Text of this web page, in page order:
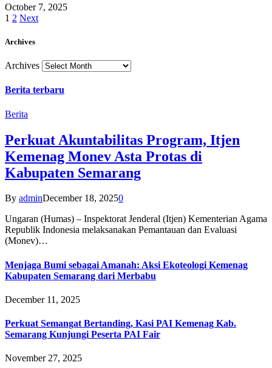
October 7, 2025
1 2 Next
Archives
Archives
Berita terbaru
Berita
Perkuat Akuntabilitas Program, Itjen
Kemenag Monev Asta Protas di
Kabupaten Semarang
By adminDecember 18, 20250
Ungaran (Humas) – Inspektorat Jenderal (Itjen) Kementerian Agama
Republik Indonesia melaksanakan Pemantauan dan Evaluasi
(Monev)…
Menjaga Bumi sebagai Amanah: Aksi Ekoteologi Kemenag
Kabupaten Semarang dari Merbabu
December 11, 2025
Perkuat Semangat Bertanding, Kasi PAI Kemenag Kab.
Semarang Kunjungi Peserta PAI Fair
November 27, 2025